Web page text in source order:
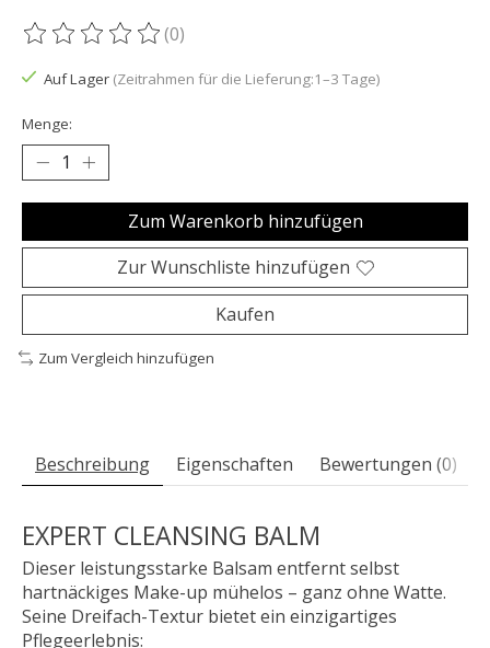
Die Bewertung dieses Produkts ist
(0)
Auf Lager (Zeitrahmen für die Lieferung:1–3 Tage)
Menge:
Zum Warenkorb hinzufügen
Zur Wunschliste hinzufügen
Kaufen
Zum Vergleich hinzufügen
Beschreibung Eigenschaften Bewertungen (0)
EXPERT CLEANSING BALM
Dieser leistungsstarke Balsam entfernt selbst
hartnäckiges Make-up mühelos – ganz ohne Watte.
Seine Dreifach-Textur bietet ein einzigartiges
Pflegeerlebnis: